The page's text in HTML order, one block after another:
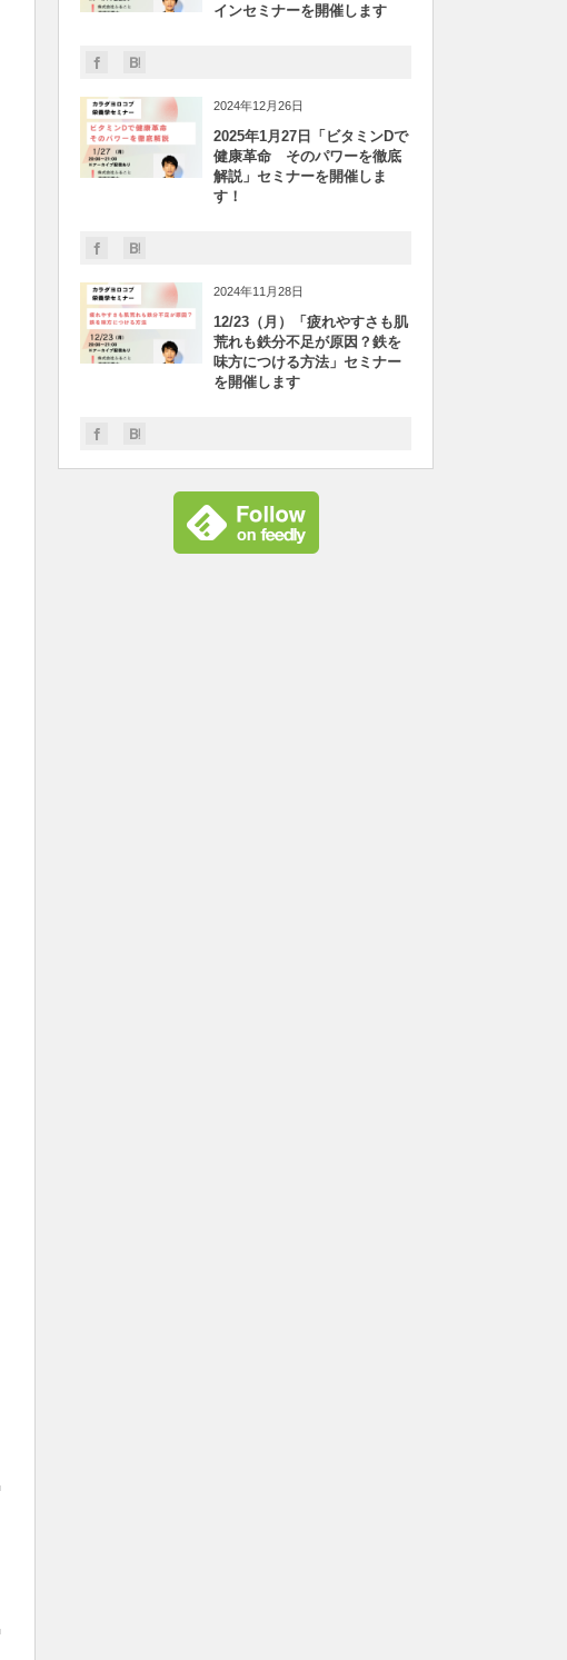
インセミナーを開催します
2024年12月26日
2025年1月27日「ビタミンDで
健康革命 そのパワーを徹底
解説」セミナーを開催しま
す！
2024年11月28日
12/23（月）「疲れやすさも肌
荒れも鉄分不足が原因？鉄を
味方につける方法」セミナー
を開催します